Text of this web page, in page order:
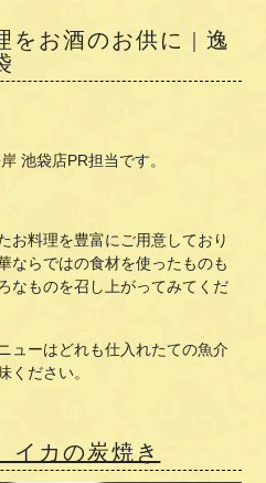
をお酒のお供に | 逸
池袋店PR担当です。
お料理を豊富にご用意しており
ならではの食材を使ったものも
なものを召し上がってみてくだ
ューはどれも仕入れたての魚介
ください。
カの炭焼き